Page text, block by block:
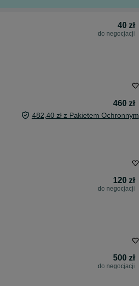
40 zł
do negocjacji
460 zł
482,40 zł z Pakietem Ochronnym
120 zł
do negocjacji
500 zł
do negocjacji